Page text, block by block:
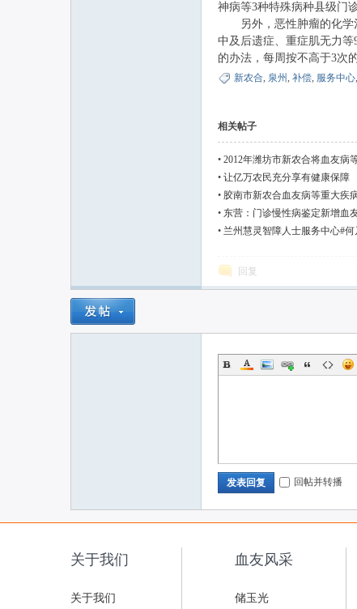
神病等3种特殊病种县级门
另外，恶性肿瘤的化学治
中及后遗症、重症肌无力
的办法，每周按不高于3次
新农合, 泉州, 补偿, 服务中心,
相关帖子
• 2012年潍坊市新农合将血友病
• 让亿万农民充分享有健康保障
• 胶南市新农合血友病等重大疾
• 东营：门诊慢性病鉴定新增血
• 兰州慧灵智障人士服务中心#
回复
发表回复 回帖并转播
关于我们
关于我们
血友风采
储玉光